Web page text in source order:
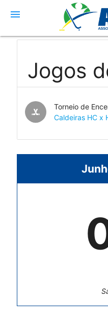
menu
Jogos
sports_hockey
Torneio de
Caldeiras HC x